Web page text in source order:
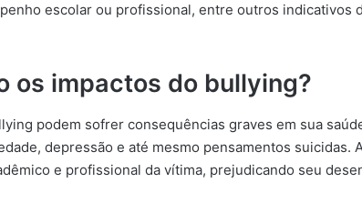
escolar ou profissional, entre outros indicativos
os impactos do bullying?
podem sofrer consequências graves em sua
depressão e até mesmo pensamentos suicidas.
e profissional da vítima, prejudicando seu